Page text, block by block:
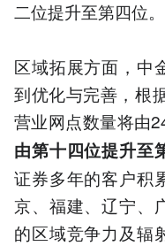
二位提升至第四位。
区域拓展方面，中
到优化与完善，根
营业网点数量将由
由第十四位提升至
证券多年的客户积
京、福建、辽宁、
的区域竞争力及辐